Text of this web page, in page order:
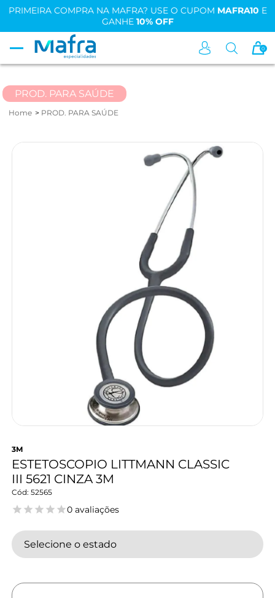
PRIMEIRA COMPRA NA MAFRA? USE O CUPOM MAFRA10 E
GANHE 10% OFF
0
PROD. PARA SAÚDE
Home PROD. PARA SAÚDE
3M
ESTETOSCOPIO LITTMANN CLASSIC
III 5621 CINZA 3M
52565
0 avaliações
Selecione o estado